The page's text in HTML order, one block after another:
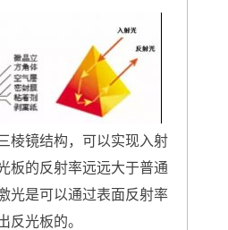
棱镜结构，可以实现入射
板的反射率远远大于普通
光是可以通过表面反射率
反光板的。